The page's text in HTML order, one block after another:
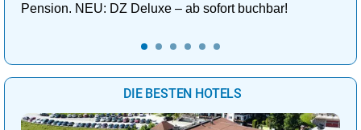
Pension. NEU: DZ Deluxe – ab sofort buchbar!
DIE BESTEN HOTELS